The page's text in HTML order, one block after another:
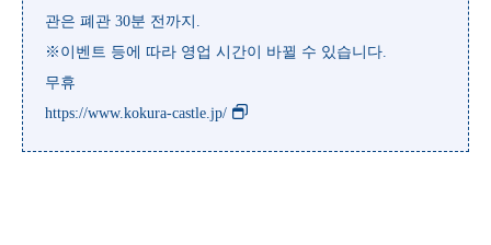
관은 폐관 30분 전까지.
※이벤트 등에 따라 영업 시간이 바뀔 수 있습니다.
무휴
https://www.kokura-castle.jp/